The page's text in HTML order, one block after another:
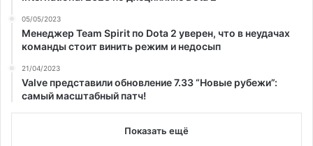
05/05/2023
Менеджер Team Spirit по Dota 2 уверен, что в неудачах
команды стоит винить режим и недосып
21/04/2023
Valve представили обновление 7.33 “Новые рубежи”:
самый масштабный патч!
Показать ещё